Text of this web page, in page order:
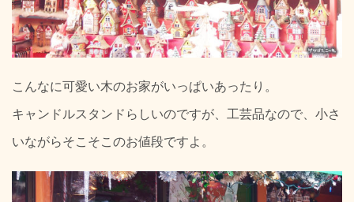
こんなに可愛い木のお家がいっぱいあったり。
キャンドルスタンドらしいのですが、工芸品なので、小さ
いながらそこそこのお値段ですよ。